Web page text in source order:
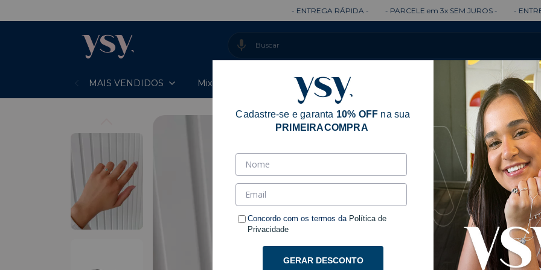
- ENTREGA RÁPIDA - - PARCELE em 3x SEM JUROS - - ENTREGA 100%
MAIS VENDIDOS Mixes Prontos Colares Pulseiras
Início
Prata
Anel
Prata
Cadastre-se e garanta 10% OFF na sua
PRIMEIRACOMPRA
Concordo com os termos da Política de
Privacidade
GERAR DESCONTO